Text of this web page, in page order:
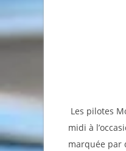
Les pilotes
midi à
marquée par